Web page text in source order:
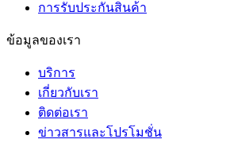
การรับประกันสินค้า
ข้อมูลของเรา
บริการ
เกี่ยวกับเรา
ติดต่อเรา
ข่าวสารและโปรโมชั่น